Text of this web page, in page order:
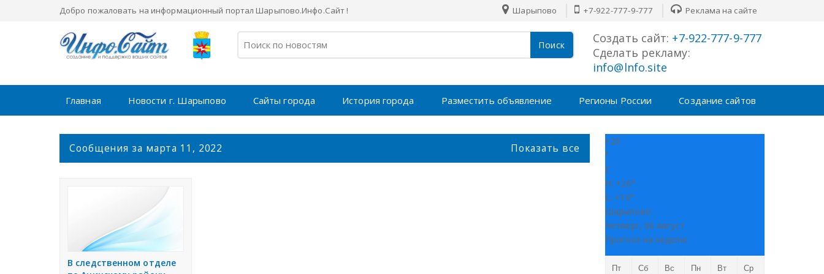
Добро пожаловать на информационный портал Шарыпово.Инфо.Сайт ! Шарыпово +7-922-777-9-777 Реклама на сайте
Поиск Создать сайт: +7-922-777-9-777
Сделать рекламу:
info@lnfo.site
Главная Новости г. Шарыпово Сайты города История города Разместить объявление Регионы России Создание сайтов
Сообщения за марта 11, 2022 Показать все
В следственном отделе
+20
°
C
H: +26°
L: +16°
Шарыпово
Четверг, 06 Август
Прогноз на неделю
Пт Сб Вс Пн Вт Ср